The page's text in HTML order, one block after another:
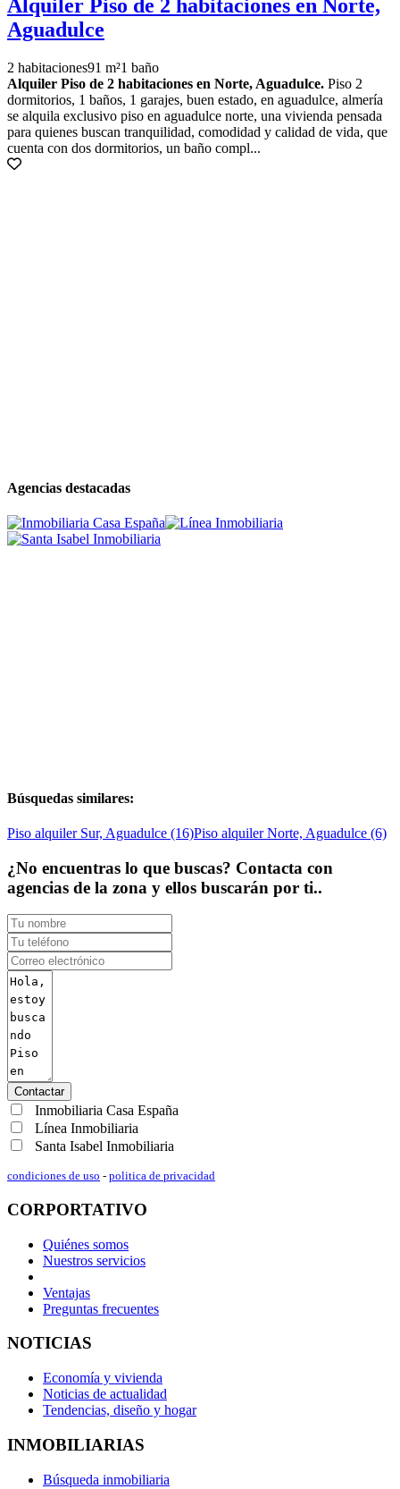
Alquiler Piso de 2 habitaciones en Norte,
Aguadulce
2 habitaciones91 m²1 baño
Alquiler Piso de 2 habitaciones en Norte, Aguadulce. Piso 2
dormitorios, 1 baños, 1 garajes, buen estado, en aguadulce, almería
se alquila exclusivo piso en aguadulce norte, una vivienda pensada
para quienes buscan tranquilidad, comodidad y calidad de vida, que
cuenta con dos dormitorios, un baño compl...
Agencias destacadas
Búsquedas similares:
Piso alquiler Sur, Aguadulce (16)Piso alquiler Norte, Aguadulce (6)
¿No encuentras lo que buscas? Contacta con
agencias de la zona y ellos buscarán por ti..
Contactar
Inmobiliaria Casa España
Línea Inmobiliaria
Santa Isabel Inmobiliaria
condiciones de uso - politica de privacidad
CORPORTATIVO
Quiénes somos
Nuestros servicios
Ventajas
Preguntas frecuentes
NOTICIAS
Economía y vivienda
Noticias de actualidad
Tendencias, diseño y hogar
INMOBILIARIAS
Búsqueda inmobiliaria